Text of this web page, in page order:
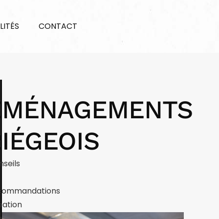
CONTACT